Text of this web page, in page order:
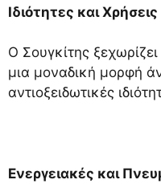
Ιδιότητες και Χρήσεις
Ο Σουγκίτης ξεχωρίζει
μια μοναδική μορφή
αντιοξειδωτικές
Ενεργειακές και